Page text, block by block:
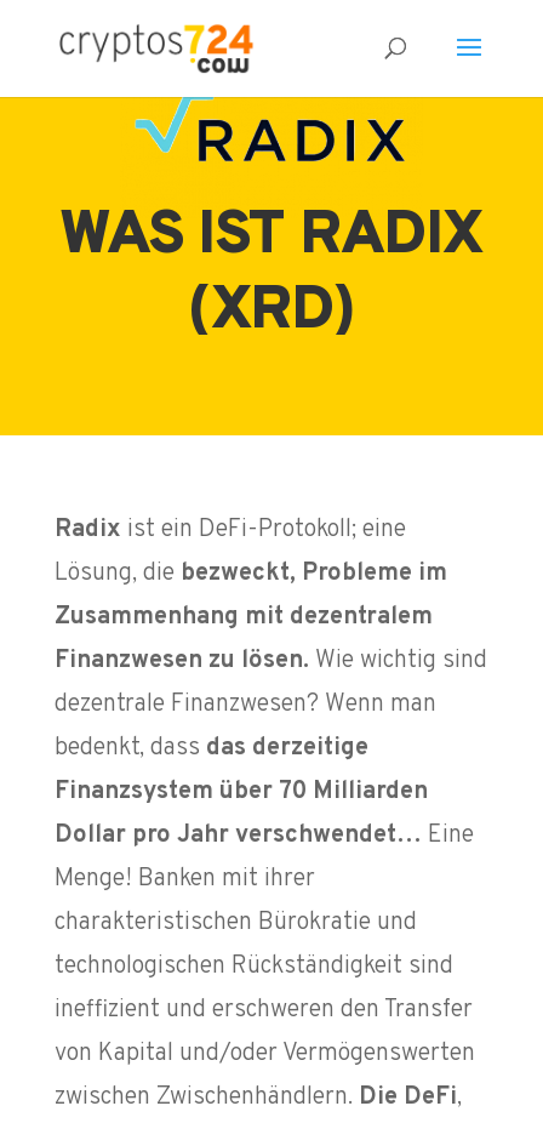
WAS IST RADIX
(XRD)
Radix ist ein DeFi-Protokoll; eine
Lösung, die bezweckt, Probleme im
Zusammenhang mit dezentralem
Finanzwesen zu lösen. Wie wichtig sind
dezentrale Finanzwesen? Wenn man
bedenkt, dass das derzeitige
Finanzsystem über 70 Milliarden
Dollar pro Jahr verschwendet… Eine
Menge! Banken mit ihrer
charakteristischen Bürokratie und
technologischen Rückständigkeit sind
ineffizient und erschweren den Transfer
von Kapital und/oder Vermögenswerten
zwischen Zwischenhändlern. Die DeFi,